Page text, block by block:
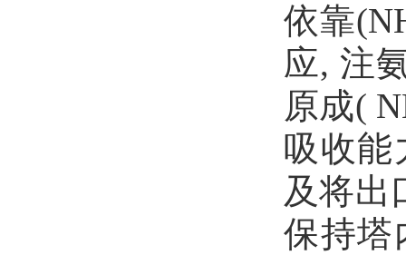
依靠
应, 注
原成(
吸收能
及将出
保持塔